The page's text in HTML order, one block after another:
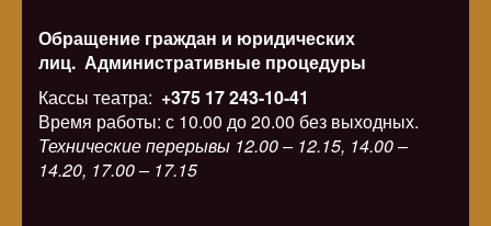
Обращение граждан и юридических
лиц. Административные процедуры
Кассы театра: +375 17 243-10-41
Время работы: с 10.00 до 20.00 без выходных.
Технические перерывы 12.00 – 12.15, 14.00 –
14.20, 17.00 – 17.15